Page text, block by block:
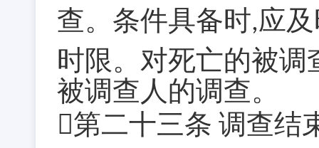
查。条件具备时,应
时限。对死亡的被
被调查人的调查。
第二十三条 调查结